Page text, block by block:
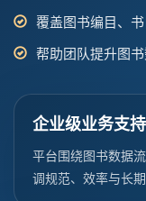
覆盖图书编目、
帮助团队提升图
企业级业务支持
平台围绕图书数据
调规范、效率与长期